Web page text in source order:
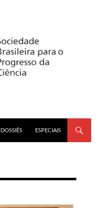
DOSSIÊS ESPECIAIS